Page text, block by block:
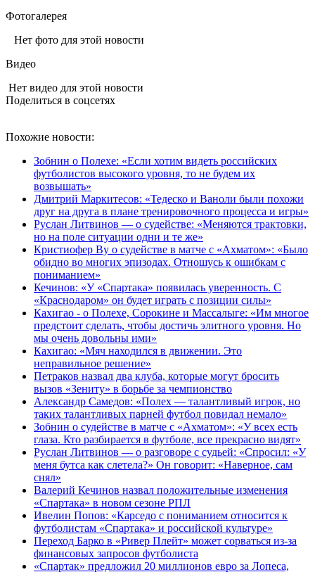
Фотогалерея
Нет фото для этой новости
Видео
Нет видео для этой новости
Поделиться в соцсетях
Похожие новости:
Зобнин о Полехе: «Если хотим видеть российских
футболистов высокого уровня, то не будем их
возвышать»
Дмитрий Маркитесов: «Тедеско и Ваноли были похожи
друг на друга в плане тренировочного процесса и игры»
Руслан Литвинов — о судействе: «Меняются трактовки,
но на поле ситуации одни и те же»
Кристиофер Ву о судействе в матче с «Ахматом»: «Было
обидно во многих эпизодах. Отношусь к ошибкам с
пониманием»
Кечинов: «У «Спартака» появилась уверенность. С
«Краснодаром» он будет играть с позиции силы»
Кахигао - о Полехе, Сорокине и Массалыге: «Им многое
предстоит сделать, чтобы достичь элитного уровня. Но
мы очень довольны ими»
Кахигао: «Мяч находился в движении. Это
неправильное решение»
Петраков назвал два клуба, которые могут бросить
вызов «Зениту» в борьбе за чемпионство
Александр Самедов: «Полех — талантливый игрок, но
таких талантливых парней футбол повидал немало»
Зобнин о судействе в матче с «Ахматом»: «У всех есть
глаза. Кто разбирается в футболе, все прекрасно видят»
Руслан Литвинов — о разговоре с судьей: «Спросил: «У
меня бутса как слетела?» Он говорит: «Наверное, сам
снял»
Валерий Кечинов назвал положительные изменения
«Спартака» в новом сезоне РПЛ
Ивелин Попов: «Карседо с пониманием относится к
футболистам «Спартака» и российской культуре»
Переход Барко в «Ривер Плейт» может сорваться из‑за
финансовых запросов футболиста
«Спартак» предложил 20 миллионов евро за Лопеса,